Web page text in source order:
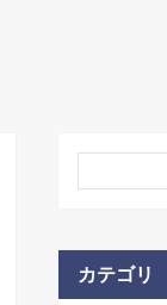
カテゴリ